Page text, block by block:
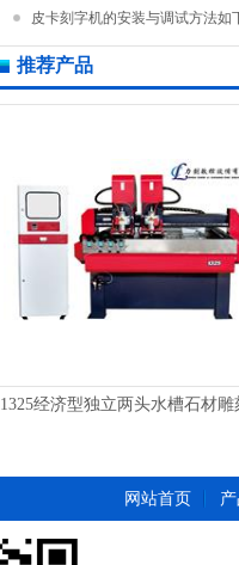
皮卡刻字机的安装与调试方法如
推荐产品
1325经济型独立两头水槽石材雕
网站首页